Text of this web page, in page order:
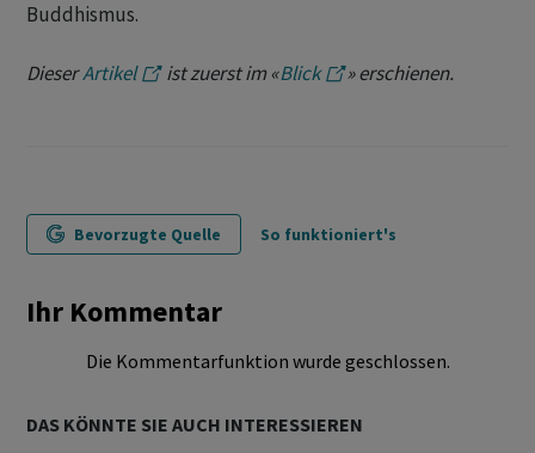
Buddhismus.
DieserArtikel ist zuerst im «Blick » erschienen.
Bevorzugte Quelle So funktioniert's
Ihr Kommentar
Die Kommentarfunktion wurde geschlossen.
DAS KÖNNTE SIE AUCH INTERESSIEREN